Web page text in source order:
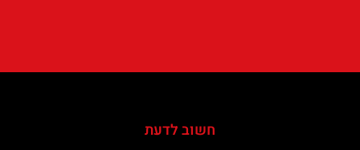
חשוב לדעת